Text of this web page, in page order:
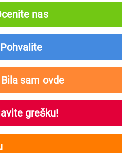
nas
Pohvalite
sam ovde
grešku!